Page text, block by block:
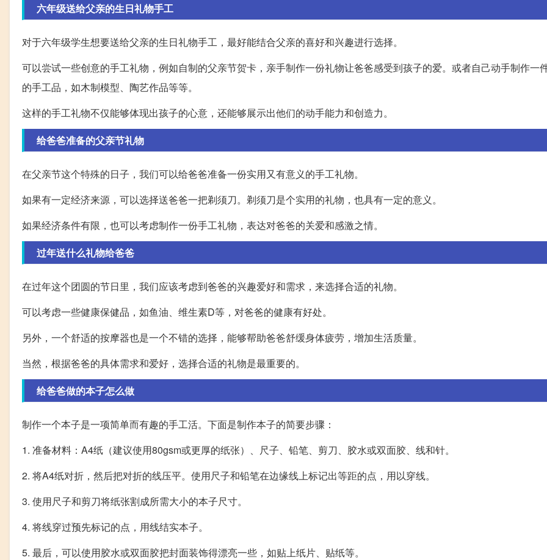
六年级送给父亲的生日礼物手工
对于六年级学生想要送给父亲的生日礼物手工，最好能结合父亲的喜好和兴趣进行选择。
可以尝试一些创意的手工礼物，例如自制的父亲节贺卡，亲手制作一份礼物让爸爸感受到孩子的爱。或者自己动手制作一
的手工品，如木制模型、陶艺作品等等。
这样的手工礼物不仅能够体现出孩子的心意，还能够展示出他们的动手能力和创造力。
给爸爸准备的父亲节礼物
在父亲节这个特殊的日子，我们可以给爸爸准备一份实用又有意义的手工礼物。
如果有一定经济来源，可以选择送爸爸一把剃须刀。剃须刀是个实用的礼物，也具有一定的意义。
如果经济条件有限，也可以考虑制作一份手工礼物，表达对爸爸的关爱和感激之情。
过年送什么礼物给爸爸
在过年这个团圆的节日里，我们应该考虑到爸爸的兴趣爱好和需求，来选择合适的礼物。
可以考虑一些健康保健品，如鱼油、维生素D等，对爸爸的健康有好处。
另外，一个舒适的按摩器也是一个不错的选择，能够帮助爸爸舒缓身体疲劳，增加生活质量。
当然，根据爸爸的具体需求和爱好，选择合适的礼物是最重要的。
给爸爸做的本子怎么做
制作一个本子是一项简单而有趣的手工活。下面是制作本子的简要步骤：
1. 准备材料：A4纸（建议使用80gsm或更厚的纸张）、尺子、铅笔、剪刀、胶水或双面胶、线和针。
2. 将A4纸对折，然后把对折的线压平。使用尺子和铅笔在边缘线上标记出等距的点，用以穿线。
3. 使用尺子和剪刀将纸张割成所需大小的本子尺寸。
4. 将线穿过预先标记的点，用线结实本子。
5. 最后，可以使用胶水或双面胶把封面装饰得漂亮一些，如贴上纸片、贴纸等。